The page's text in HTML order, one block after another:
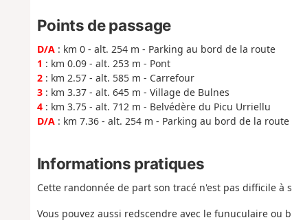
Points de passage
D/A: km 0 - alt. 254 m - Parking au bord de la route
1 : km 0.09 - alt. 253 m - Pont
2: km 2.57 - alt. 585 m - Carrefour
3: km 3.37 - alt. 645 m - Village de Bulnes
4: km 3.75 - alt. 712 m - Belvédère du Picu Urriellu
D/A: km 7.36 - alt. 254 m - Parking au bord de la route
Informations pratiques
Cette randonnée de part son tracé n'est pas difficile
Vous pouvez aussi redscendre avec le funuculaire ou